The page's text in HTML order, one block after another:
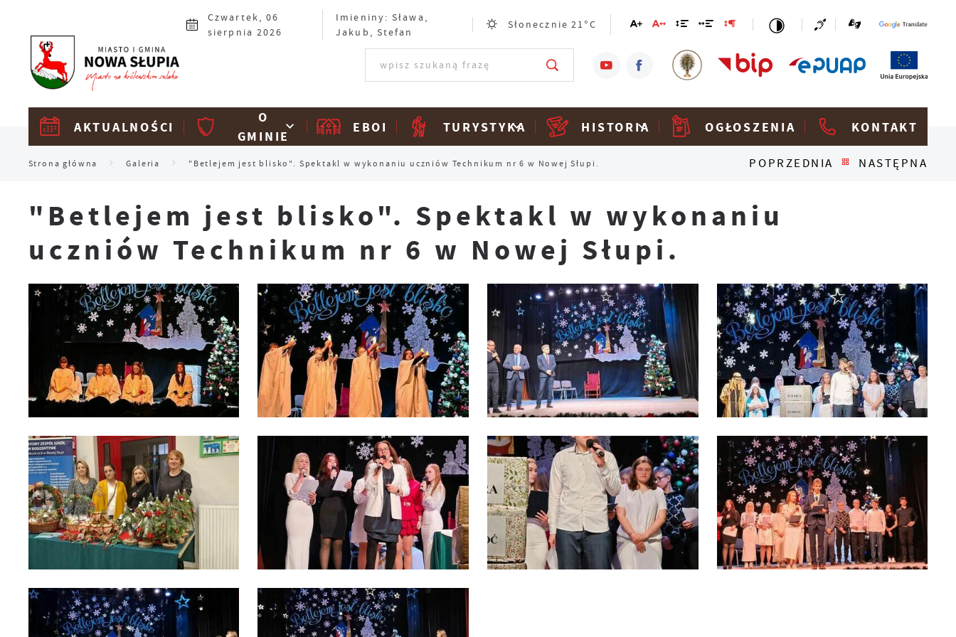
Czwartek, 06
sierpnia 2026
Imieniny: Sława,
Jakub, Stefan
Słonecznie 21°C
AKTUALNOŚCI
O
GMINIE
EBOI TURYSTYKA HISTORIA OGŁOSZENIA KONTAKT
Strona główna Galeria "Betlejem jest blisko". Spektakl w wykonaniu uczniów Technikum nr 6 w Nowej Słupi. POPRZEDNIA NASTĘPNA
"Betlejem jest blisko". Spektakl w wykonaniu
uczniów Technikum nr 6 w Nowej Słupi.